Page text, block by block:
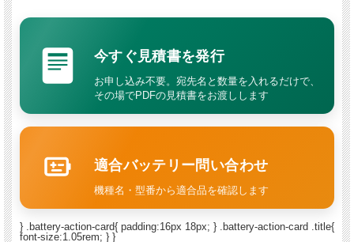
今すぐ見積書を発行
お申し込み不要。宛先名と数量を入れるだけで、
その場でPDFの見積書をお渡しします
適合バッテリー問い合わせ
機種名・型番から適合品を確認します
} .battery-action-card{ padding:16px 18px; } .battery-action-card .title{
font-size:1.05rem; } }